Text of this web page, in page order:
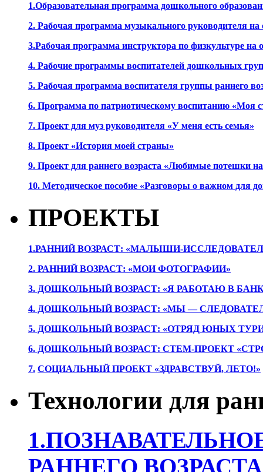
1.Образовательная программа дошкольного
2. Рабочая программа музыкального руководителя
3.Рабочая программа инструктора по физкультуре
4. Рабочие программы воспитателей дошкольных
5. Рабочая программа воспитателя группы раннего
6. Программа по патриотическому воспитанию «Моя
7. Проект для муз руководителя «У меня есть семья»
8. Проект «История моей страны»
9. Проект для раннего возраста «Любимые потешки
10. Методическое пособие «Разговоры о важном для
ПРОЕКТЫ
1.РАННИЙ ВОЗРАСТ: «МАЛЫШИ-
2. РАННИЙ ВОЗРАСТ: «МОИ ФОТОГРАФИИ»
3. ДОШКОЛЬНЫЙ ВОЗРАСТ: «Я РАБОТАЮ В
4. ДОШКОЛЬНЫЙ ВОЗРАСТ: «МЫ —
5. ДОШКОЛЬНЫЙ ВОЗРАСТ: «ОТРЯД ЮНЫХ
6. ДОШКОЛЬНЫЙ ВОЗРАСТ: СТЕМ-ПРОЕКТ
7. СОЦИАЛЬНЫЙ ПРОЕКТ «ЗДРАВСТВУЙ, ЛЕТО!»
Технологии для
РАННЕГО